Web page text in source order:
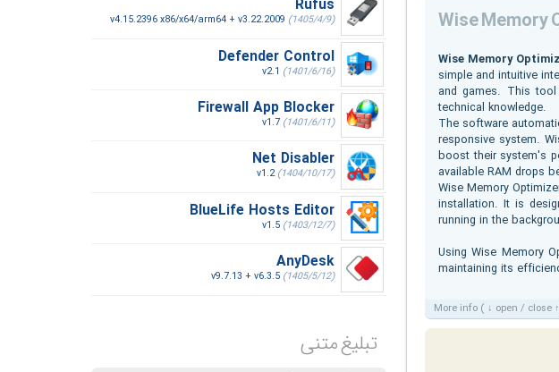
Wise Memory
Wise Memory
simple and intuitive
and games. This
technical knowledge.
The software
responsive system.
boost their system's
available RAM drops
Wise Memory
installation. It is
running in the
Using Wise Memory
maintaining its
More info ( ↓ open / close
Rufus
v4.15.2396 x86/x64/arm64 + v3.22.2009 (1405/4/9)
Defender Control
v2.1 (1401/6/16)
Firewall App Blocker
v1.7 (1401/6/11)
Net Disabler
v1.2(1404/10/17)
BlueLife Hosts Editor
v1.5 (1403/12/7)
AnyDesk
v9.7.13 + v6.3.5 (1405/5/12)
تبلیغ متنی